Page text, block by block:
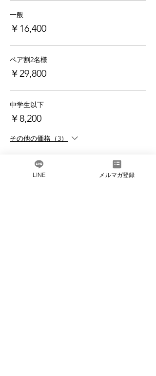
一般
￥16,400
ペア割2名様
￥29,800
中学生以下
￥8,200
その他の価格（3）
LINE メルマガ登録